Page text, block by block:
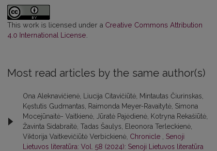
This work is licensed under a Creative Commons Attribution
4.0 International License
Most read articles by the same author(s)
Ona Aleknavičienė, Liucija Citavičiūtė, Mintautas Čiurinskas,
Kęstutis Gudmantas, Raimonda Meyer-Ravaitytė, Simona
Mocejūnaitė- Vaitkienė, Jūratė Pajėdienė, Kotryna Rekašiūtė,
Žavinta Sidabraitė, Tadas Šaulys, Eleonora Terleckienė,
Viktorija Vaitkevičiūtė Verbickienė, Chronicle
Senoji
Lietuvos literatūra: Vol. 58 (2024): Senoji Lietuvos literatūra